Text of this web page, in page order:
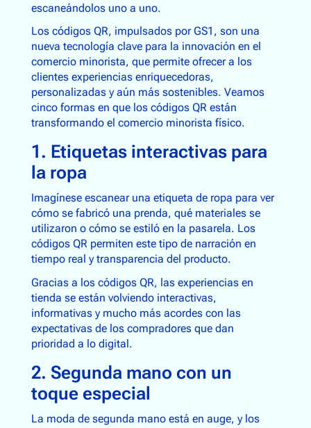
escaneándolos uno a uno.
Los códigos QR, impulsados por GS1, son una
nueva tecnología clave para la innovación en el
comercio minorista, que permite ofrecer a los
clientes experiencias enriquecedoras,
personalizadas y aún más sostenibles. Veamos
cinco formas en que los códigos QR están
transformando el comercio minorista físico.
1. Etiquetas interactivas para
la ropa
Imagínese escanear una etiqueta de ropa para ver
cómo se fabricó una prenda, qué materiales se
utilizaron o cómo se estiló en la pasarela. Los
códigos QR permiten este tipo de narración en
tiempo real y transparencia del producto.
Gracias a los códigos QR, las experiencias en
tienda se están volviendo interactivas,
informativas y mucho más acordes con las
expectativas de los compradores que dan
prioridad a lo digital.
2. Segunda mano con un
toque especial
La moda de segunda mano está en auge, y los